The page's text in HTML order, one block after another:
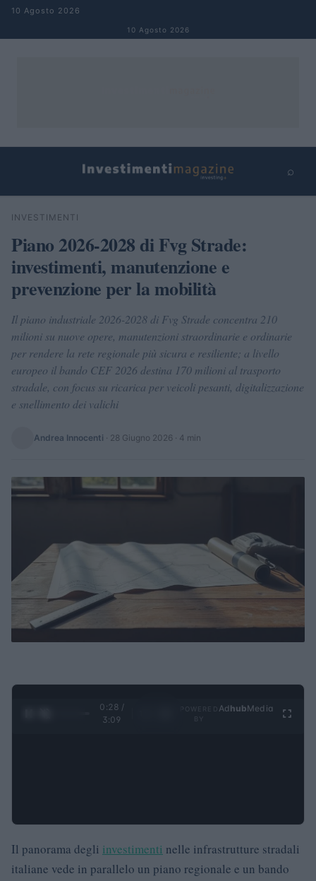
Salta al contenuto
10 Agosto 2026
10 Agosto 2026
⌕
Cerca
INVESTIMENTI
Piano 2026-2028 di Fvg Strade:
investimenti, manutenzione e
prevenzione per la mobilità
Il piano industriale 2026-2028 di Fvg Strade concentra 210
milioni su nuove opere, manutenzioni straordinarie e ordinarie
per rendere la rete regionale più sicura e resiliente; a livello
europeo il bando CEF 2026 destina 170 milioni al trasporto
stradale, con focus su ricarica per veicoli pesanti, digitalizzazione
e snellimento dei valichi
Andrea Innocenti · 28 Giugno 2026 · 4 min
0:29 /
3:09
Ad hubMedia
Il panorama degli investimenti nelle infrastrutture stradali
italiane vede in parallelo un piano regionale e un bando